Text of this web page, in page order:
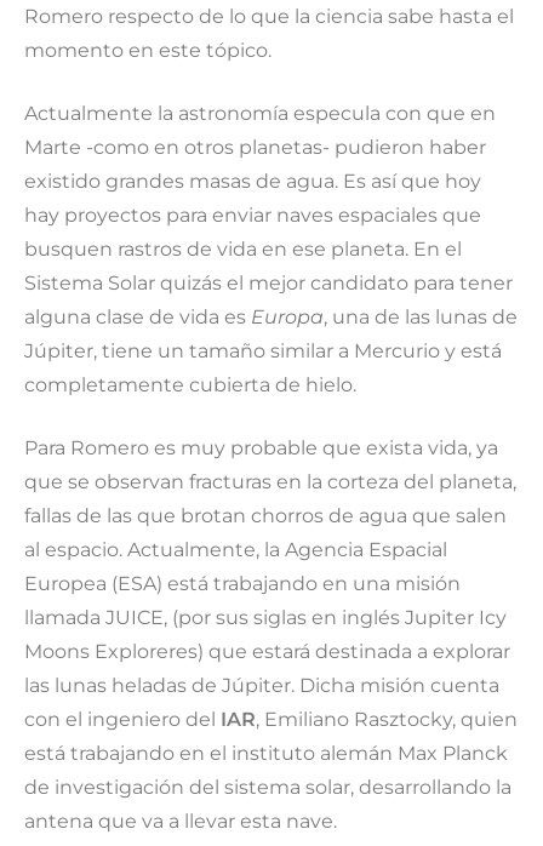
Romero respecto de lo que la ciencia sabe hasta el
momento en este tópico.
Actualmente la astronomía especula con que en
Marte -como en otros planetas- pudieron haber
existido grandes masas de agua. Es así que hoy
hay proyectos para enviar naves espaciales que
busquen rastros de vida en ese planeta. En el
Sistema Solar quizás el mejor candidato para tener
alguna clase de vida es Europa, una de las lunas de
Júpiter, tiene un tamaño similar a Mercurio y está
completamente cubierta de hielo.
Para Romero es muy probable que exista vida, ya
que se observan fracturas en la corteza del planeta,
fallas de las que brotan chorros de agua que salen
al espacio. Actualmente, la Agencia Espacial
Europea (ESA) está trabajando en una misión
llamada JUICE, (por sus siglas en inglés Jupiter Icy
Moons Exploreres) que estará destinada a explorar
las lunas heladas de Júpiter. Dicha misión cuenta
con el ingeniero del IAR, Emiliano Rasztocky, quien
está trabajando en el instituto alemán Max Planck
de investigación del sistema solar, desarrollando la
antena que va a llevar esta nave.